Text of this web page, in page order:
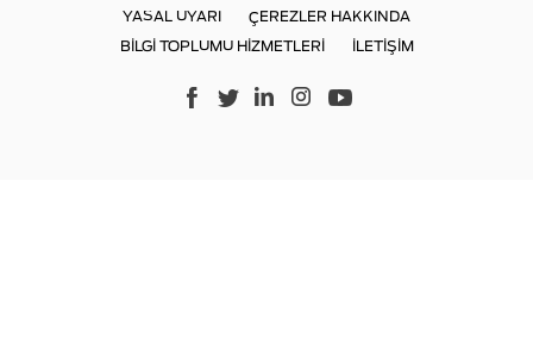
YASAL UYARI
ÇEREZLER HAKKINDA
BİLGİ TOPLUMU HİZMETLERİ
İLETİŞİM